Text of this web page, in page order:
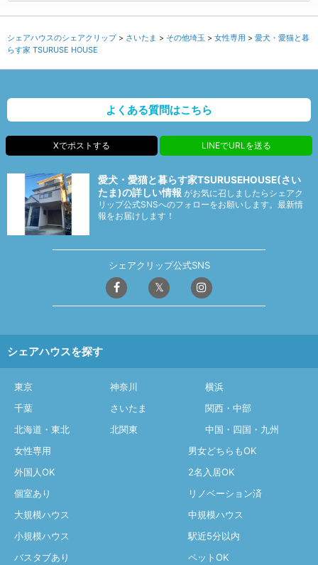
シェアハウスのシェアクリップ さいたま その他埼玉 女性専用
愛犬・愛猫と暮
らす家 TSURUSE HOUSE
よくある質問はこちら
Xでポストする LINEでURLを送る
愛犬・愛猫と暮らす家TSURUSEHOUSE(さい
たま)の詳しい情報 がお気に召しましたらシェアク
リップ公式SNSへのフォローをお願いします。最新情
報をお届けします！
シェアクリップ公式SNS
シェアハウスを探す
東京 神奈川
横浜
千葉
さいたま
関西・中部
北海道・東北
北関東
中国・四国・九州
女性専用
男女どちらもOK
外国人OK
2名入居OK
個室あり
リノベーション済
大規模ハウス
中規模ハウス
小規模ハウス
駅近5分以内
バスタブあり
ペットOK